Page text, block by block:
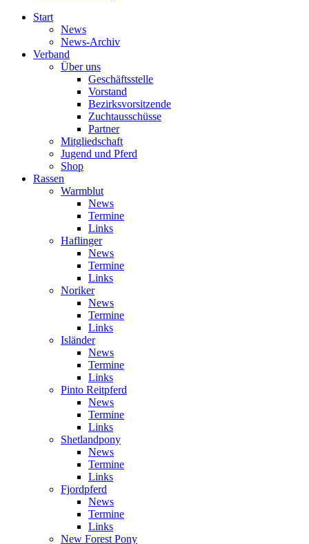
Start
News
News-Archiv
Verband
Über uns
Geschäftsstelle
Vorstand
Bezirksvorsitzende
Zuchtausschüsse
Partner
Mitgliedschaft
Jugend und Pferd
Shop
Rassen
Warmblut
News
Termine
Links
Haflinger
News
Termine
Links
Noriker
News
Termine
Links
Isländer
News
Termine
Links
Pinto Reitpferd
News
Termine
Links
Shetlandpony
News
Termine
Links
Fjordpferd
News
Termine
Links
New Forest Pony